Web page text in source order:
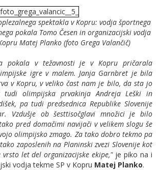
spektakla v Kopru: vodja športnega
pokala Tomo Česen in organizacijski vodja
Matej Planko (foto Grega Valančič)
pokala v težavnosti je v Kopru pričarala
igre v malem. Janja Garnbret je bila
v Kopru, v veliko čast nam je bilo, da sta jo
tudi olimpijska prvakinja Andreja Leški in
pa tudi predsednica Republike Slovenije
Vzdušje ob šesttisočglavi množici je bilo
pred domačimi navijači v velikem slogu še
olimpijsko zmago. Za tako dobro tekmo pa
zaposlenih na Planinski zvezi Slovenije kot
let del organizacijske ekipe,"je piko na i
vodja tekme SP v Kopru Matej Planko.